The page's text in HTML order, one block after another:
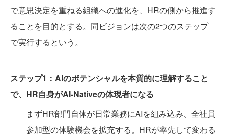
で意思決定を重ねる組織への進化を、HRの側から推進す
ることを目的とする。同ビジョンは次の2つのステップ
で実行するという。
ステップ1：AIのポテンシャルを本質的に理解すること
で、HR自身がAI-Nativeの体現者になる
まずHR部門自体が日常業務にAIを組み込み、全社員
参加型の体験機会を拡充する。HRが率先して変わる